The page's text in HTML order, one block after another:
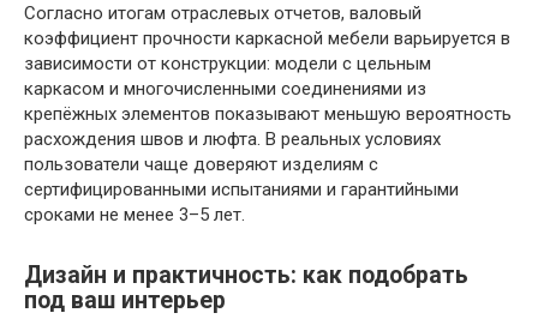
Согласно итогам отраслевых отчетов, валовый
коэффициент прочности каркасной мебели варьируется в
зависимости от конструкции: модели с цельным
каркасом и многочисленными соединениями из
крепёжных элементов показывают меньшую вероятность
расхождения швов и люфта. В реальных условиях
пользователи чаще доверяют изделиям с
сертифицированными испытаниями и гарантийными
сроками не менее 3–5 лет.
Дизайн и практичность: как подобрать
под ваш интерьер